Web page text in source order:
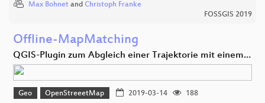
Max Bohnet and Christoph Franke
FOSSGIS 2019
Offline-MapMatching
QGIS-Plugin zum Abgleich einer Trajektorie mit einem…
Geo OpenStreeetMap 2019-03-14
188